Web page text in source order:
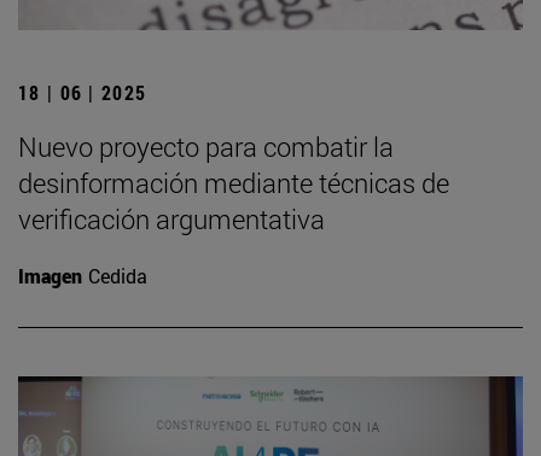
18 | 06 | 2025
Nuevo proyecto para combatir la
desinformación mediante técnicas de
verificación argumentativa
Imagen Cedida